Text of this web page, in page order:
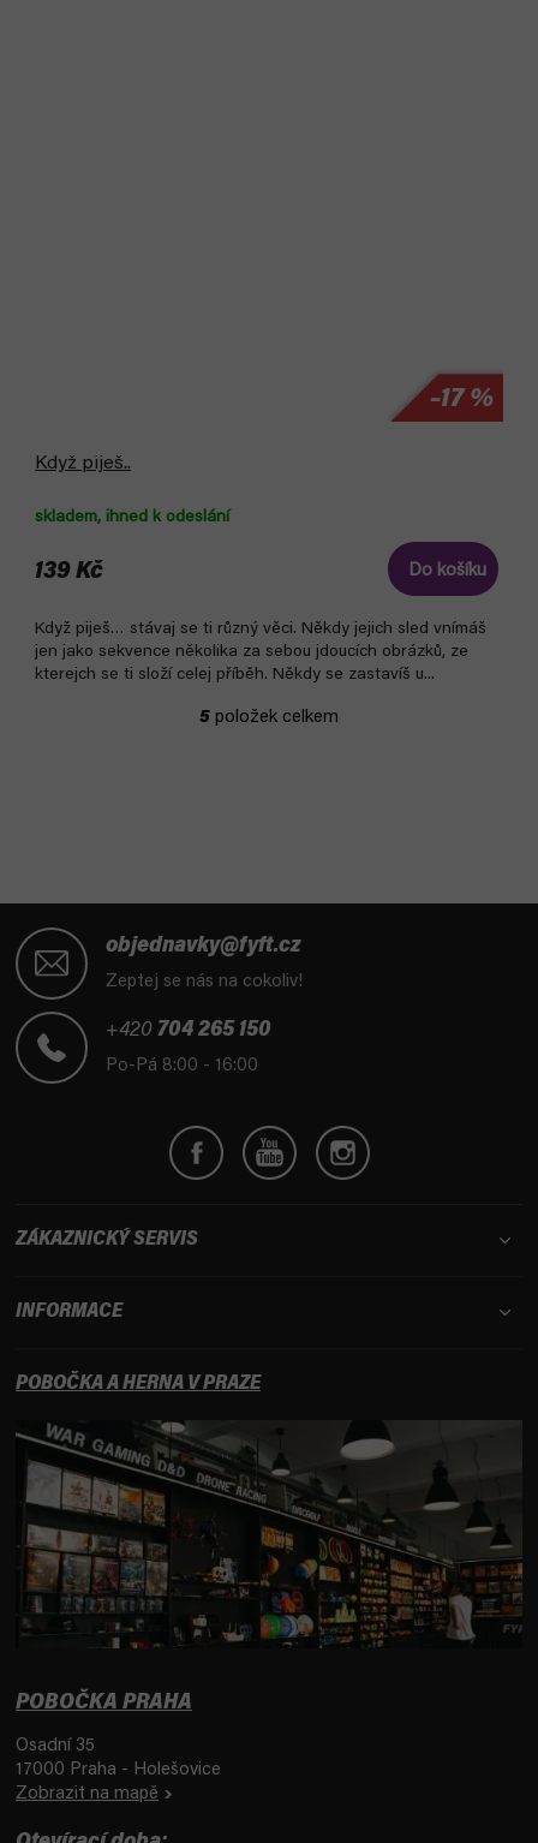
–17 %
Když piješ..
skladem, ihned k odeslání
139 Kč Do košíku
Když piješ… stávaj se ti různý věci. Někdy jejich sled vnímáš
jen jako sekvence několika za sebou jdoucích obrázků, ze
kterejch se ti složí celej příběh. Někdy se zastavíš u...
O
p
v
k
p
i
s
5 položek celkem
objednavky@fyft.cz
Zeptej se nás na cokoliv!
+420 704 265 150
Po-Pá 8:00 - 16:00
ZÁKAZNICKÝ SERVIS
INFORMACE
POBOČKA A HERNA V PRAZE
POBOČKA PRAHA
Osadní 35
17000 Praha - Holešovice
Zobrazit na mapě